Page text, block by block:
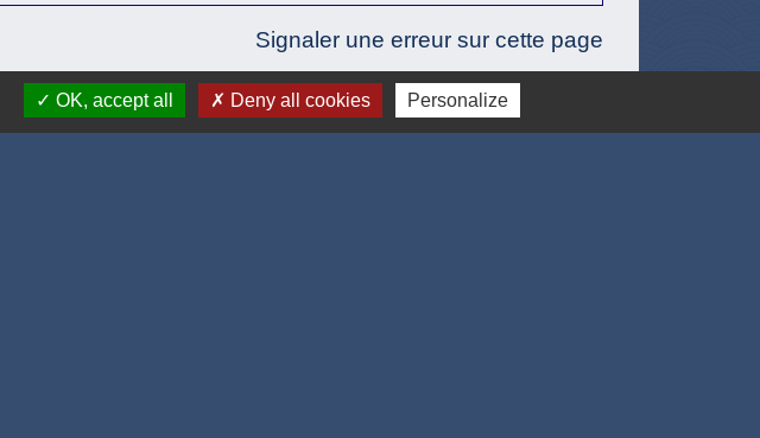
Signaler une erreur sur cette page
OK, accept all Deny all cookies Personalize